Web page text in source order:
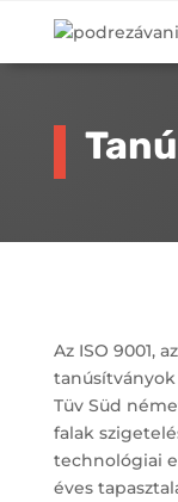
Az ISO 9001,
Tüv Süd
falak
technológiai
éves